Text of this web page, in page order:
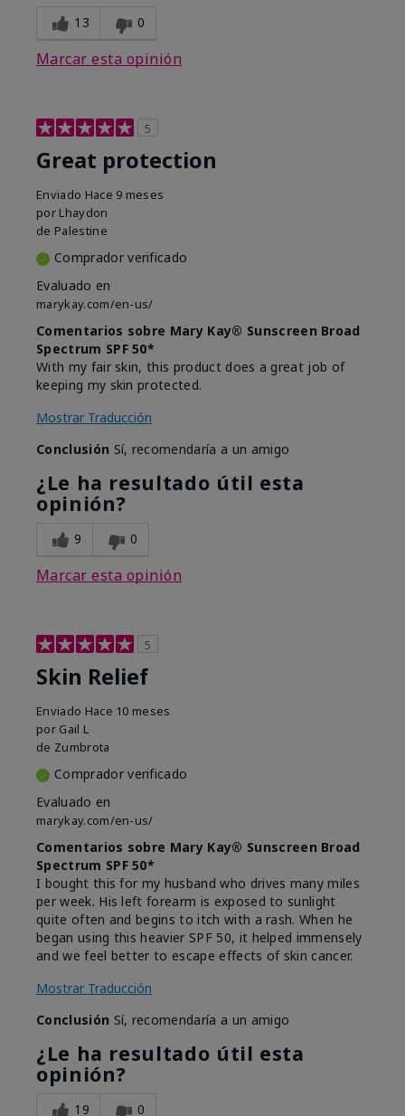
13 0
Marcar esta opinión
5
Great protection
Enviado Hace 9 meses
por Lhaydon
de Palestine
Comprador verificado
Evaluado en
marykay.com/en-us/
Comentarios sobre Mary Kay® Sunscreen Broad
Spectrum SPF 50*
With my fair skin, this product does a great job of
keeping my skin protected.
Mostrar Traducción
Conclusión Sí, recomendaría a un amigo
¿Le ha resultado útil esta
opinión?
9 0
Marcar esta opinión
5
Skin Relief
Enviado Hace 10 meses
por Gail L
de Zumbrota
Comprador verificado
Evaluado en
marykay.com/en-us/
Comentarios sobre Mary Kay® Sunscreen Broad
Spectrum SPF 50*
I bought this for my husband who drives many miles
per week. His left forearm is exposed to sunlight
quite often and begins to itch with a rash. When he
began using this heavier SPF 50, it helped immensely
and we feel better to escape effects of skin cancer.
Mostrar Traducción
Conclusión Sí, recomendaría a un amigo
¿Le ha resultado útil esta
opinión?
19 0